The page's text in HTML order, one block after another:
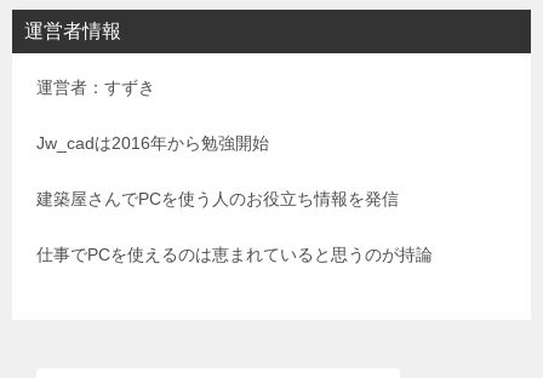
ビ
ゲ
運営者情報
運営者：すずき
Jw_cadは2016年から勉強開始
建築屋さんでPCを使う人のお役立ち情報を発信
仕事でPCを使えるのは恵まれていると思うのが持論